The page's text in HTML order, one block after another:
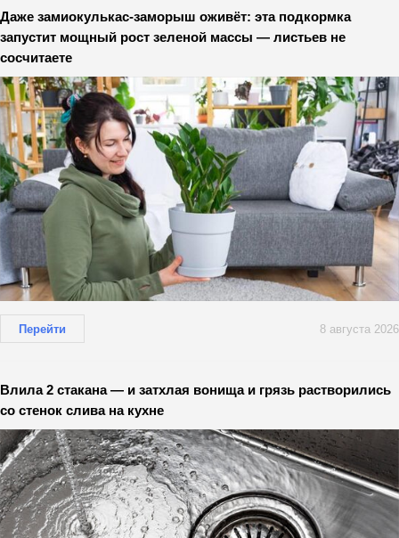
Даже замиокулькас-заморыш оживёт: эта подкормка
запустит мощный рост зеленой массы — листьев не
сосчитаете
Перейти 8 августа 2026
Влила 2 стакана — и затхлая вонища и грязь растворились
со стенок слива на кухне